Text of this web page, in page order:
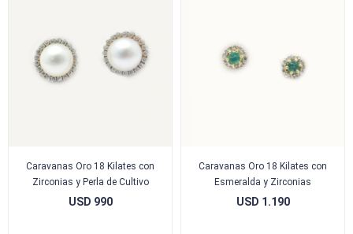
Caravanas Oro 18 Kilates con
Zirconias y Perla de Cultivo
USD 990
Caravanas Oro 18 Kilates con
Esmeralda y Zirconias
USD 1.190